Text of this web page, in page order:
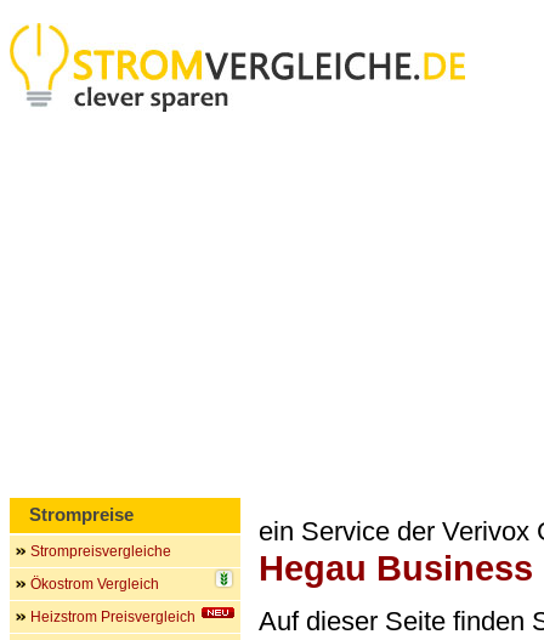
ein Service der Verivox
Hegau
Auf dieser Seite finden
Strompreise
Strompreisvergleiche
Ökostrom Vergleich
Heizstrom Preisvergleich